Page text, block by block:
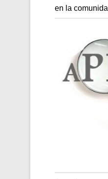
en la